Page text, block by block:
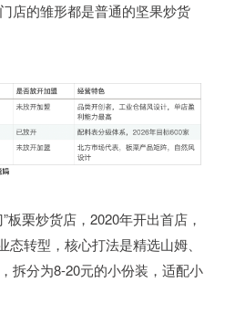
店的雏形都是普通的坚果炒货
板栗炒货店，2020年开出首店，
态转型，核心打法是精选山姆、
拆分为8-20元的小份装，适配小